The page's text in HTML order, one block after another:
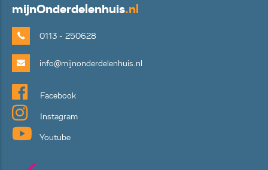
mijnOnderdelenhuis.nl
0113 - 250628
info@mijnonderdelenhuis.nl
Facebook
Instagram
Youtube